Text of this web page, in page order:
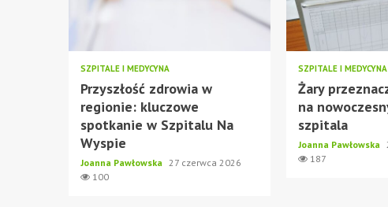
SZPITALE I MEDYCYNA
Przyszłość zdrowia w
regionie: kluczowe
spotkanie w Szpitalu Na
Wyspie
Joanna Pawłowska
27 czerwca 2026
100
SZPITALE I MEDYCYNA
Żary
na
szpitala
Joanna Pawłowska
187